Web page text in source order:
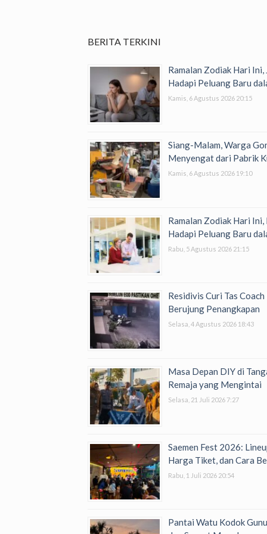
BERITA TERKINI
Ramalan Zodiak Hari
Hadapi Peluang Baru
Kamis, 6 Agustus 2026 20:15
Siang-Malam, Warga
Menyengat dari Pabrik
Kamis, 6 Agustus 2026 19:10
Ramalan Zodiak Hari
Hadapi Peluang Baru
Rabu, 5 Agustus 2026 21:15
Residivis Curi Tas
Berujung Penangkapan
Selasa, 4 Agustus 2026 18:43
Masa Depan DIY di
Remaja yang Mengintai
Selasa, 21 Juli 2026 7:27
Saemen Fest 2026:
Harga Tiket, dan Cara
Rabu, 1 Juli 2026 20:54
Pantai Watu Kodok